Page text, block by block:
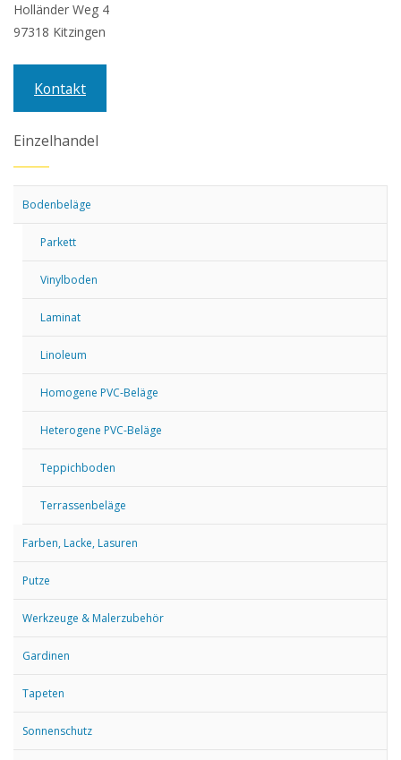
Holländer Weg 4
97318 Kitzingen
Kontakt
Einzelhandel
Bodenbeläge
Parkett
Vinylboden
Laminat
Linoleum
Homogene PVC-Beläge
Heterogene PVC-Beläge
Teppichboden
Terrassenbeläge
Farben, Lacke, Lasuren
Putze
Werkzeuge & Malerzubehör
Gardinen
Tapeten
Sonnenschutz